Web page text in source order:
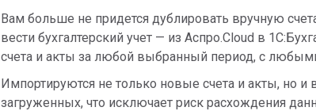
Вам больше не придется дублировать вручную
вести бухгалтерский учет — из Аспро.Cloud в
счета и акты за любой выбранный период, с
Импортируются не только новые счета и акты, но и
загруженных, что исключает риск расхождения